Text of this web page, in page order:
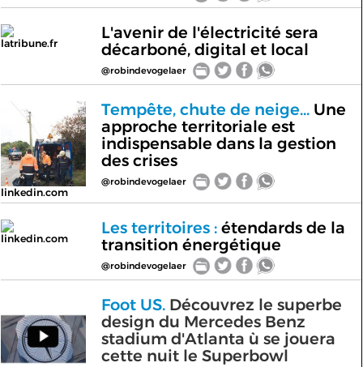
latribune.fr
L'avenir de l'électricité sera
décarboné, digital et local
@robindevogelaer
linkedin.com
Tempête, chute de neige...Une
approche territoriale est
indispensable dans la gestion
des crises
@robindevogelaer
linkedin.com
Les territoires :étendards de la
transition énergétique
@robindevogelaer
Foot US.Découvrez le superbe
design du Mercedes Benz
stadium d'Atlanta ù se jouera
cette nuit le Superbowl